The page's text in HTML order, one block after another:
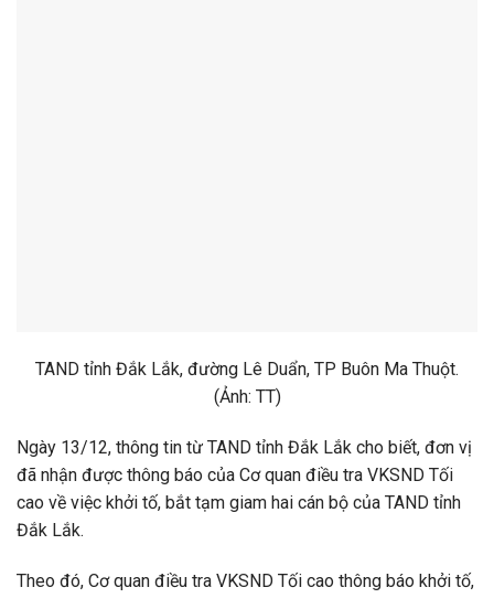
TAND tỉnh Đắk Lắk, đường Lê Duẩn, TP Buôn Ma Thuột.
(Ảnh: TT)
Ngày 13/12, thông tin từ TAND tỉnh Đắk Lắk cho biết, đơn vị
đã nhận được thông báo của Cơ quan điều tra VKSND Tối
cao về việc khởi tố, bắt tạm giam hai cán bộ của TAND tỉnh
Đắk Lắk.
Theo đó, Cơ quan điều tra VKSND Tối cao thông báo khởi tố,